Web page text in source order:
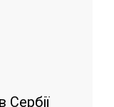
Сербії